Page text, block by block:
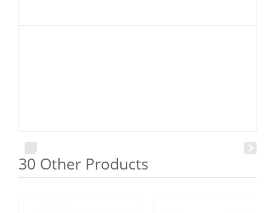
30 Other Products